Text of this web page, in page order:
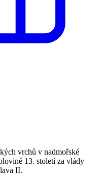
vrchů v nadmořské
13. století za vlády
II.